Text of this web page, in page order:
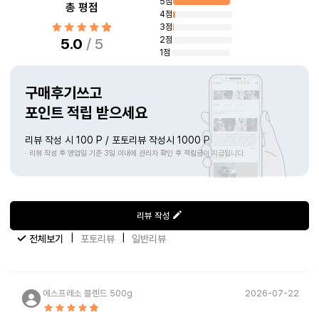
총 평점
5.0 / 5
4점
3점
2점
1점
구매후기쓰고
포인트 적립 받으세요
리뷰 작성 시 100 P / 포토리뷰 작성시 1000 P
· 리뷰 작성 후 영업일 기준 3일 이내에 관리자 확인 후 적립금이 지급됩니다
전체보기 포토리뷰 일반리뷰
리뷰 작성
에스프레소 블렌드 500g 2026-07-22